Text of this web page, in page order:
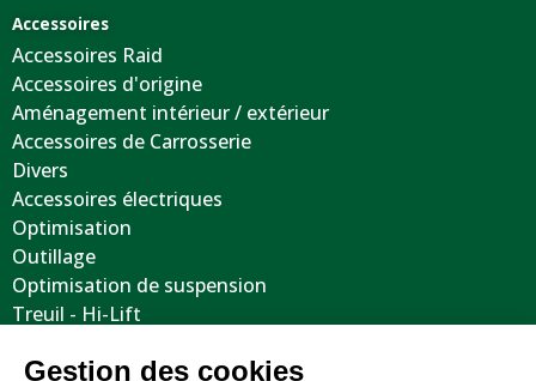
Accessoires
Accessoires Raid
Accessoires d'origine
Aménagement intérieur / extérieur
Accessoires de Carrosserie
Divers
Accessoires électriques
Optimisation
Outillage
Optimisation de suspension
Treuil - Hi-Lift
Volants